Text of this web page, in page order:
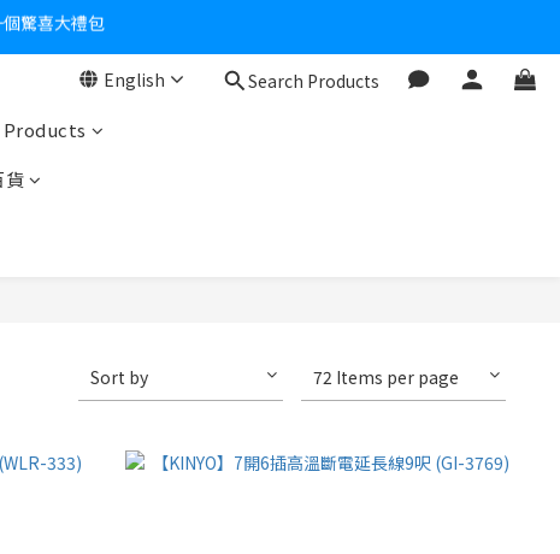
零！
English Search Products
貨
Sort by 72 Items per page